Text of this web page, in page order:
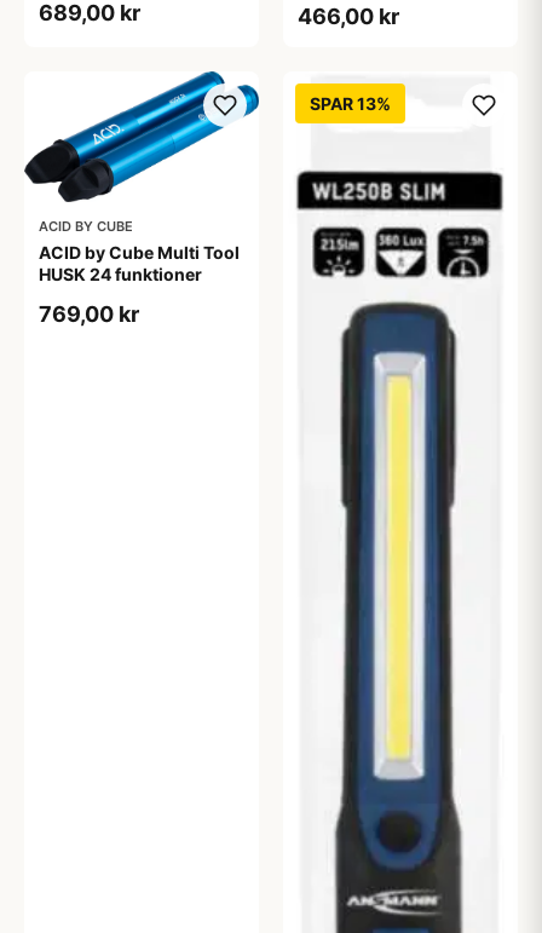
689,00 kr 466,00 kr
ACID BY CUBE
ACID by Cube Multi Tool
HUSK 24 funktioner
769,00 kr
SPAR 13%